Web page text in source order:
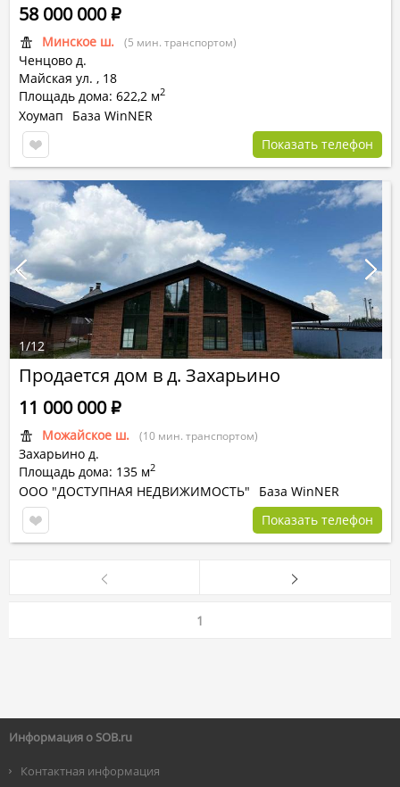
Минское ш. (5 мин. транспортом)
Ченцово д.
Майская ул. , 18
Площадь дома: 622,2 м2
58 000 000Р
Хоумап
База WinNER
Показать телефон
Продается дом в д. Захарьино
Можайское ш. (10 мин. транспортом)
Захарьино д.
Площадь дома: 135 м2
11 000 000Р
ООО "ДОСТУПНАЯ НЕДВИЖИМОСТЬ"
База WinNER
Показать телефон
1/12
1
Информация о SOB.ru
Контактная информация